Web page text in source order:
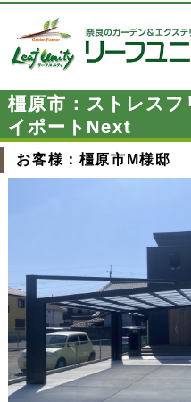
橿原市：ストレスフ
イポートNext
お客様：橿原市M様邸